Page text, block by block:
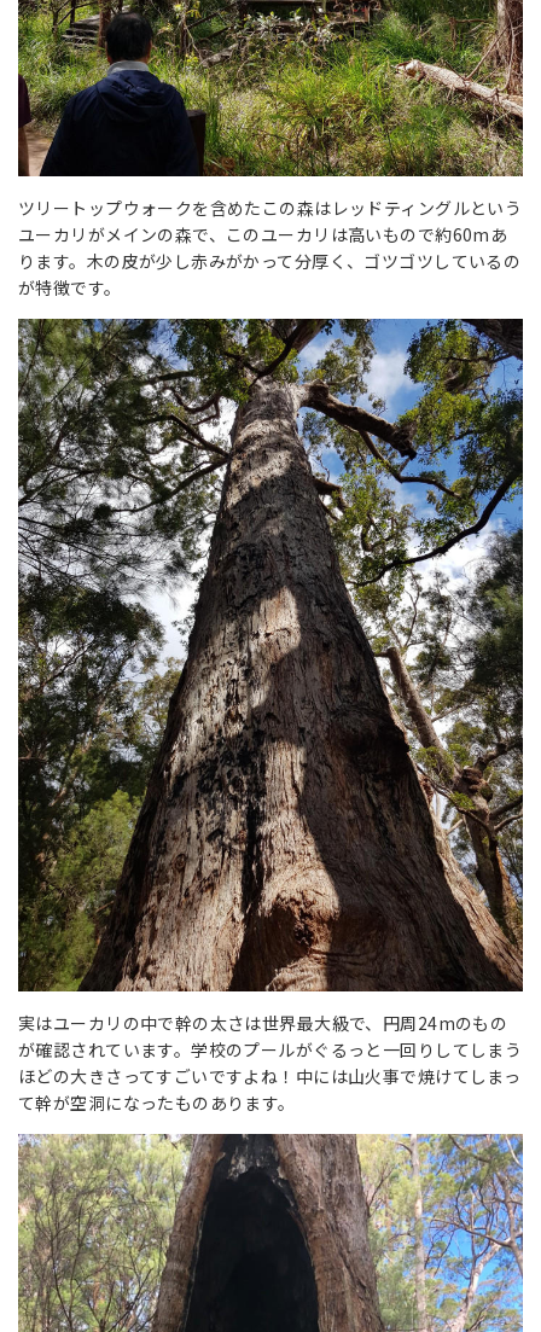
ツリートップウォークを含めたこの森はレッドティングルという
ユーカリがメインの森で、このユーカリは高いもので約60mあ
ります。木の皮が少し赤みがかって分厚く、ゴツゴツしているの
が特徴です。
実はユーカリの中で幹の太さは世界最大級で、円周24mのもの
が確認されています。学校のプールがぐるっと一回りしてしまう
ほどの大きさってすごいですよね！中には山火事で焼けてしまっ
て幹が空洞になったものあります。